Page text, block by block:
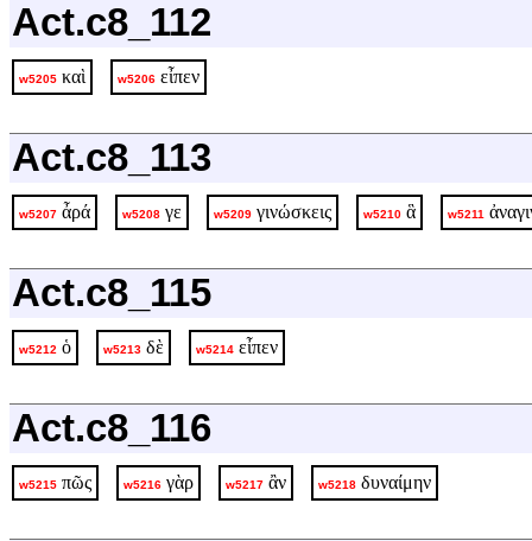
Act.c8_112
w5205 καὶ w5206 εἶπεν
Act.c8_113
w5207 ἆρά w5208 γε w5209 γινώσκεις w5210 ἃ w5211
Act.c8_115
w5212 ὁ w5213 δὲ w5214 εἶπεν
Act.c8_116
w5215 πῶς w5216 γὰρ w5217 ἂν w5218 δυναίμην